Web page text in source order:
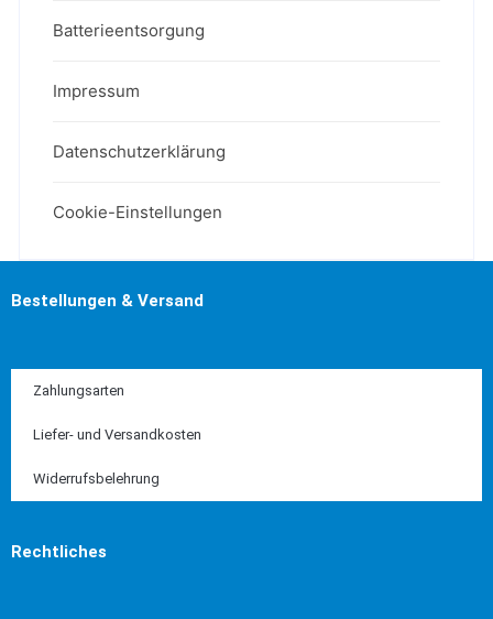
Batterieentsorgung
Impressum
Datenschutzerklärung
Cookie-Einstellungen
Bestellungen & Versand
Zahlungsarten
Liefer- und Versandkosten
Widerrufsbelehrung
Rechtliches